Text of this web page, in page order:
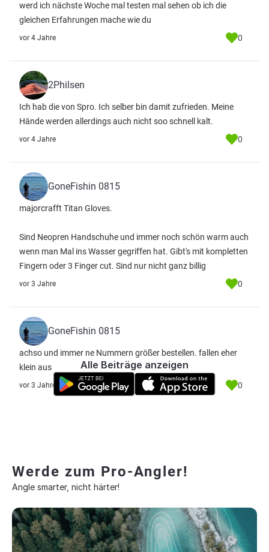
werd ich nächste Woche mal testen mal sehen ob ich die
gleichen Erfahrungen mache wie du
vor 4 Jahre 0
2Philsen
Ich hab die von Spro. Ich selber bin damit zufrieden. Meine
Hände werden allerdings auch nicht soo schnell kalt.
vor 4 Jahre 0
GoneFishin 0815
majorcrafft Titan Gloves.
Sind Neopren Handschuhe und immer noch schön warm auch
wenn man Mal ins Wasser gegriffen hat. Gibt's mit kompletten
Fingern oder 3 Finger cut. Sind nur nicht ganz billig
vor 3 Jahre 0
GoneFishin 0815
achso und immer ne Nummern größer bestellen. fallen eher
klein aus
vor 3 Jahre 0
Alle Beiträge anzeigen
Werde zum Pro-Angler!
Angle smarter, nicht härter!